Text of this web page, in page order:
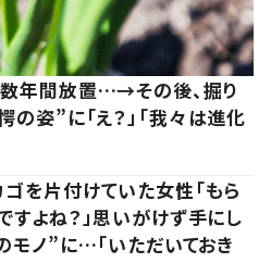
年間放置…→その後、掘り
姿”に「え？」「我々は進化
を片付けていた女性「もら
すよね？」思いがけず手にし
モノ”に…「いただいておき